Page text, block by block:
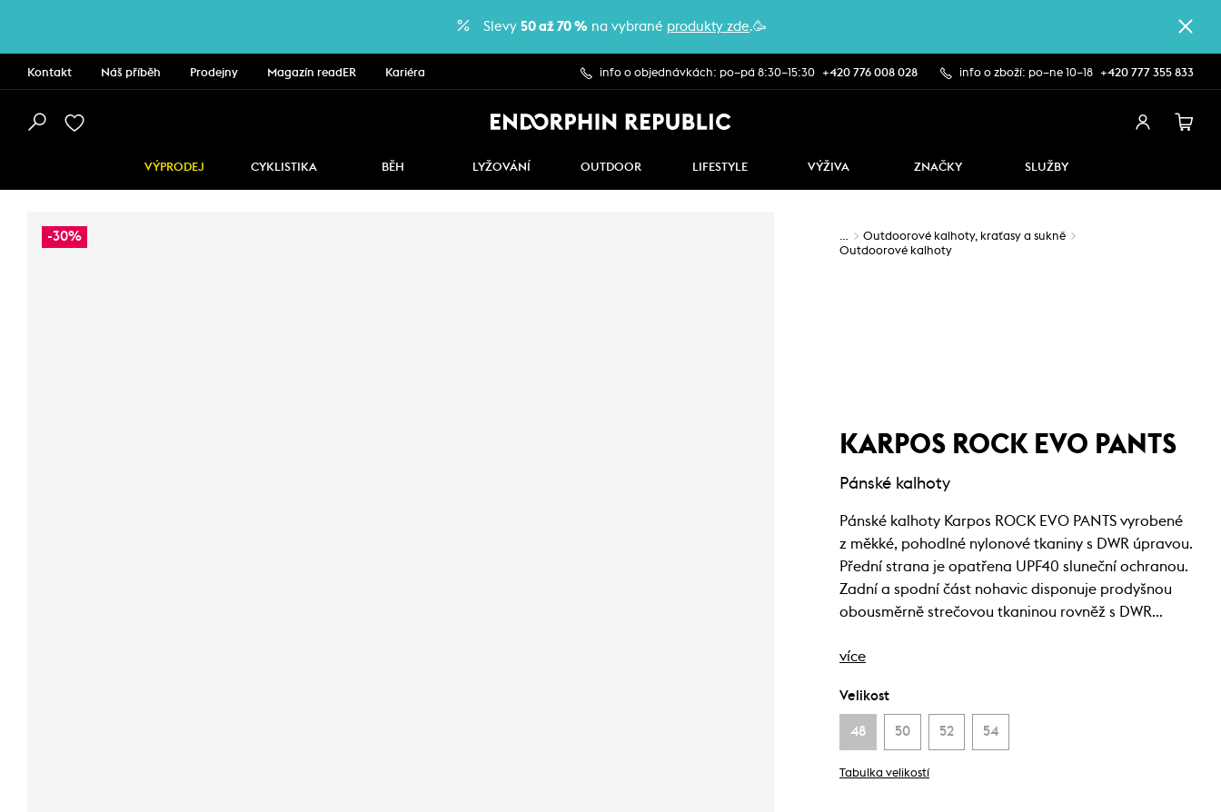
Slevy 50 až 70 % na vybrané produkty zde.🥳
Kontakt Náš příběh Prodejny Magazín readER Kariéra info o objednávkách: po–pá 8:30–15:30 +420 776 008 028 info o zboží: po–ne 10–18 +420 777 355 833
VÝPRODEJ CYKLISTIKA BĚH LYŽOVÁNÍ OUTDOOR LIFESTYLE VÝŽIVA ZNAČKY SLUŽBY
-30% …
Outdoorové kalhoty, kraťasy a sukně
Outdoorové kalhoty
KARPOS ROCK EVO PANTS
Pánské kalhoty
Pánské kalhoty Karpos ROCK EVO PANTS vyrobené
z měkké, pohodlné nylonové tkaniny s DWR úpravou.
Přední strana je opatřena UPF40 sluneční ochranou.
Zadní a spodní část nohavic disponuje prodyšnou
obousměrně strečovou tkaninou rovněž s DWR…
více
Velikost
48 50 52 54
Tabulka velikostí